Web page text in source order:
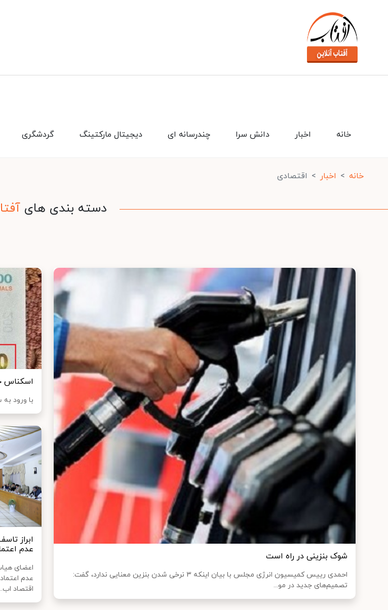
گردشگری دیجیتال مارکتینگ چندرسانه ای دانش سرا اخبار خانه
خانه اخبار اقتصادی
دسته بندی های
شوک بنزینی در راه است
احمدی رییس کمیسیون انرژی مجلس با بیان اینکه ۳ نرخی شدن بنزین معنایی ندارد، گفت:
تصمیم‌های جدید در مو...
اسکناس جدید ۲۰۰ هزار
با ورود به سال ۱۴۰۴، نشانه‌های تازه‌ای از تغییر واحد پول
ابراز
عدم
اعضای
عدم
اقتصاد